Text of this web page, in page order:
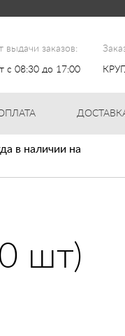
выдачи заказов:
с 08:30 до 17:00
в наличии на
шт)